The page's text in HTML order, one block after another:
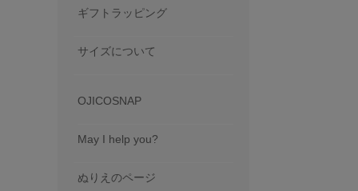
ギフトラッピング
サイズについて
OJICOSNAP
May I help you?
ぬりえのページ